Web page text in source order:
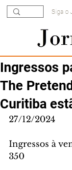
Siga o
Ingressos
The
Curitiba
27/12/2024
Ingressos à
350